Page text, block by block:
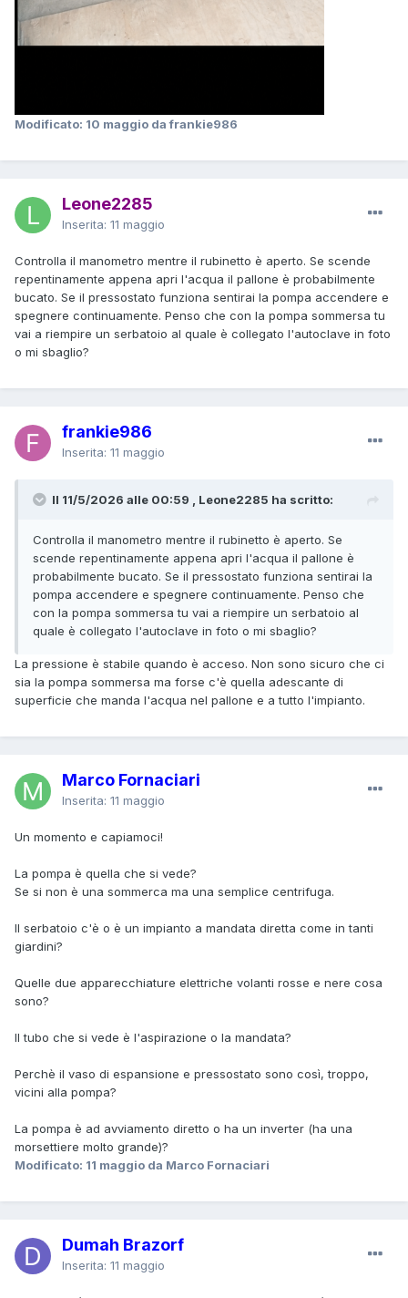
Modificato: 10 maggio da frankie986
Leone2285
Inserita: 11 maggio
Controlla il manometro mentre il rubinetto è aperto. Se scende
repentinamente appena apri l'acqua il pallone è probabilmente
bucato. Se il pressostato funziona sentirai la pompa accendere e
spegnere continuamente. Penso che con la pompa sommersa tu
vai a riempire un serbatoio al quale è collegato l'autoclave in foto
o mi sbaglio?
frankie986
Inserita: 11 maggio
Il 11/5/2026 alle 00:59 , Leone2285 ha scritto:
Controlla il manometro mentre il rubinetto è aperto. Se
scende repentinamente appena apri l'acqua il pallone è
probabilmente bucato. Se il pressostato funziona sentirai la
pompa accendere e spegnere continuamente. Penso che
con la pompa sommersa tu vai a riempire un serbatoio al
quale è collegato l'autoclave in foto o mi sbaglio?
La pressione è stabile quando è acceso. Non sono sicuro che ci
sia la pompa sommersa ma forse c'è quella adescante di
superficie che manda l'acqua nel pallone e a tutto l'impianto.
Marco Fornaciari
Inserita: 11 maggio
Un momento e capiamoci!
La pompa è quella che si vede?
Se si non è una sommerca ma una semplice centrifuga.
Il serbatoio c'è o è un impianto a mandata diretta come in tanti
giardini?
Quelle due apparecchiature elettriche volanti rosse e nere cosa
sono?
Il tubo che si vede è l'aspirazione o la mandata?
Perchè il vaso di espansione e pressostato sono così, troppo,
vicini alla pompa?
La pompa è ad avviamento diretto o ha un inverter (ha una
morsettiere molto grande)?
Modificato: 11 maggio da Marco Fornaciari
Dumah Brazorf
Inserita: 11 maggio